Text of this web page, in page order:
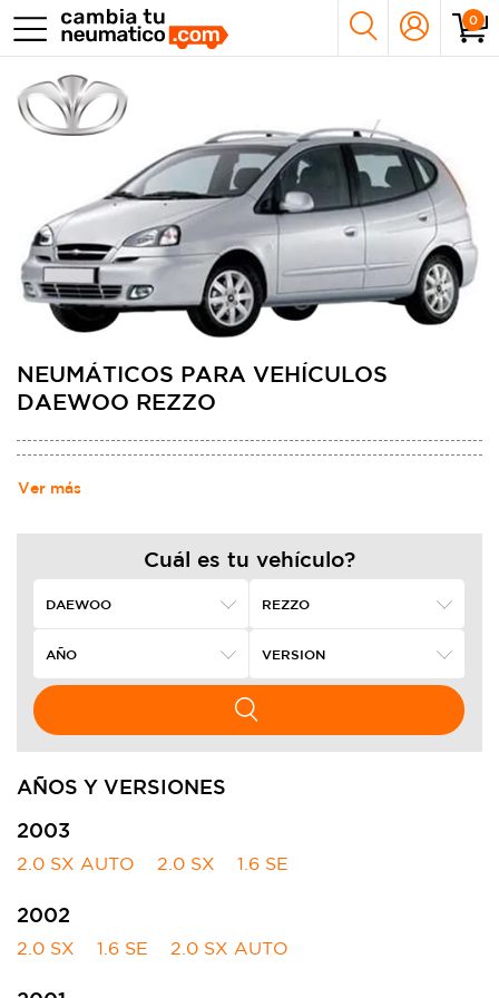
0
NEUMÁTICOS PARA VEHÍCULOS
DAEWOO REZZO
Ver más
Cuál es tu vehículo?
AÑOS Y VERSIONES
2003
2.0 SX AUTO 2.0 SX 1.6 SE
2002
2.0 SX 1.6 SE 2.0 SX AUTO